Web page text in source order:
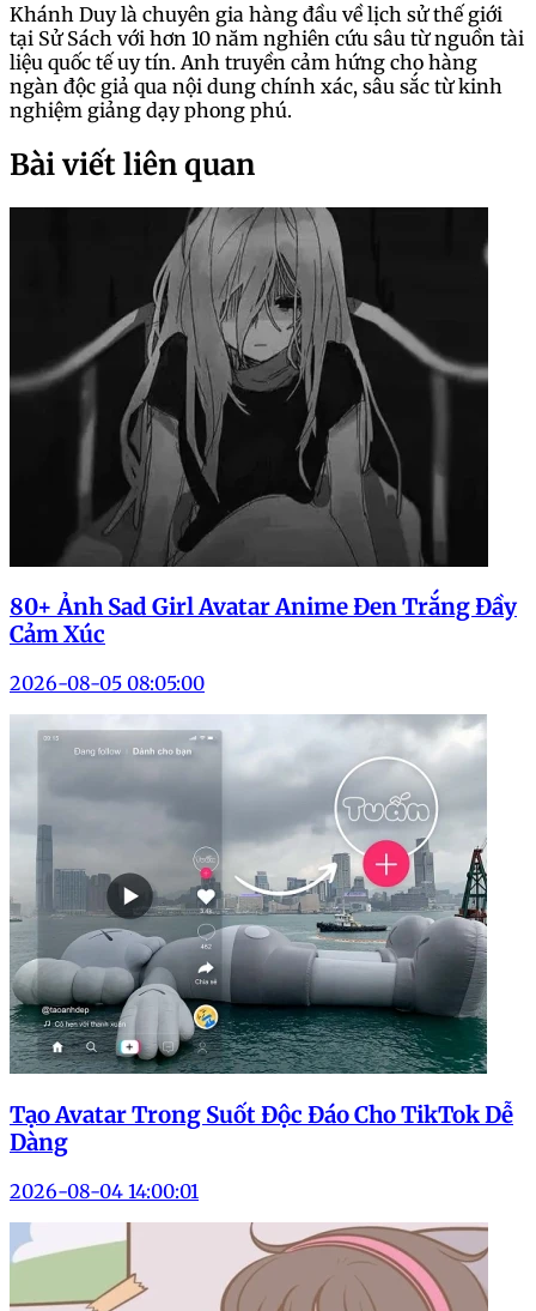
Khánh Duy là chuyên gia hàng đầu về lịch sử thế giới
tại Sử Sách với hơn 10 năm nghiên cứu sâu từ nguồn tài
liệu quốc tế uy tín. Anh truyền cảm hứng cho hàng
ngàn độc giả qua nội dung chính xác, sâu sắc từ kinh
nghiệm giảng dạy phong phú.
Bài viết liên quan
80+ Ảnh Sad Girl Avatar Anime Đen Trắng Đầy
Cảm Xúc
2026-08-05 08:05:00
Tạo Avatar Trong Suốt Độc Đáo Cho TikTok Dễ
Dàng
2026-08-04 14:00:01